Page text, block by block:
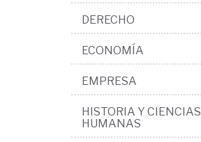
DERECHO
ECONOMÍA
EMPRESA
HISTORIA Y CIENCIAS
HUMANAS